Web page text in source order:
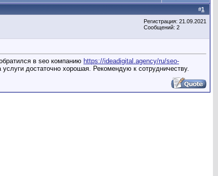
#1
Регистрация: 21.09.2021
Сообщений: 2
в seo компанию https://ideadigital.agency/ru/seo-
достаточно хорошая. Рекомендую к сотрудничеству.